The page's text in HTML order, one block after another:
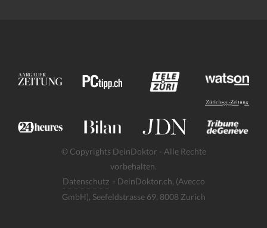
© Copyrights DeinDoktor - Alle Rechte
vorbehalten.
Datenschutz - DeinDoktor.ch, (Avecco
GmbH), Seefeldstrasse 69, 8008 Zurich